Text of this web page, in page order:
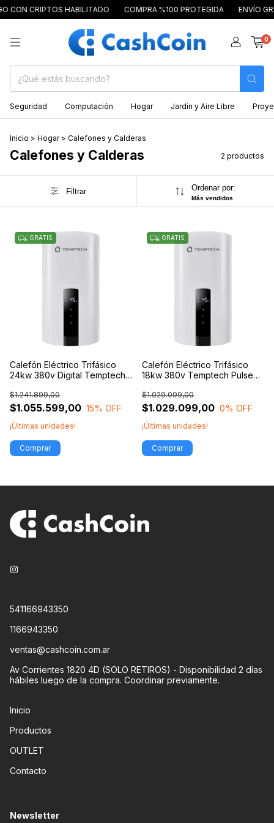
CON CRIPTOS HABILITADO COMPRA %100 PROTEGIDA ENVÍO
0
Seguridad Computación Hogar Jardín y Aire Libre
Inicio > Hogar > Calefones y Calderas
Calefones y Calderas 2 productos
Filtrar Ordenar por:
Más vendidos
GRATIS
Calefón Eléctrico Trifásico
24kw 380v Digital Temptech
$1.055.599,00
$1.241.899,00
15% OFF
¡Últimas unidades!
GRATIS
Calefón Eléctrico Trifásico
18kw 380v Temptech Pulse
$1.029.099,00
$1.029.099,00
0% OFF
¡Últimas unidades!
541166943350
1166943350
ventas@cashcoin.com.ar
Av Corrientes 1820 4D (SOLO RETIROS) - Disponibilidad 2 días
hábiles luego de la compra. Coordinar previamente.
Inicio
Productos
OUTLET
Contacto
Newsletter